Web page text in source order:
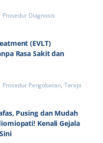
Prosedur Diagnosis
(EVLT)
Rasa Sakit dan
Prosedur Pengobatan Terapi
Pusing dan Mudah
Kenali Gejala